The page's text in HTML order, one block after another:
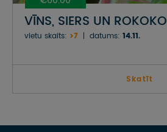
VĪNS, SIERS UN ROKOKO
vietu skaits: >7 datums: 14.11.
Skatīt